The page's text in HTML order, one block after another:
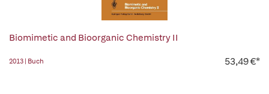
Biomimetic and Bioorganic Chemistry II
2013 | Buch 53,49 €*